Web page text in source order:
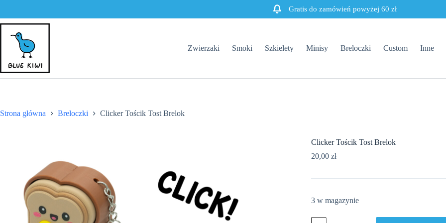
Gratis do zamówień powyżej 60 zł
Przejdź
treści
Zwierzaki Smoki Szkielety Minisy Breloczki Custom Inne
Strona główna Breloczki Clicker Tościk Tost Brelok
Clicker Tościk Tost Brelok
20,00 zł
3 w magazynie
ilość